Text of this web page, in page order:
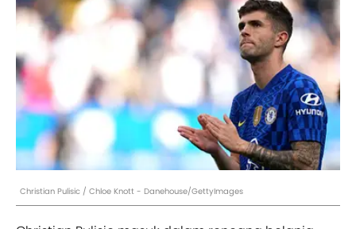
Christian Pulisic / Chloe Knott - Danehouse/GettyImages